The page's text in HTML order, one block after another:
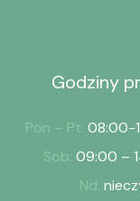
Godziny
Pon – Pt: 08:00-
Sob: 09:00 –
Nd: